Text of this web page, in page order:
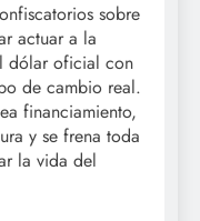
sobre
actuar a la
dólar oficial con
de cambio real.
financiamiento,
y se frena toda
la vida del